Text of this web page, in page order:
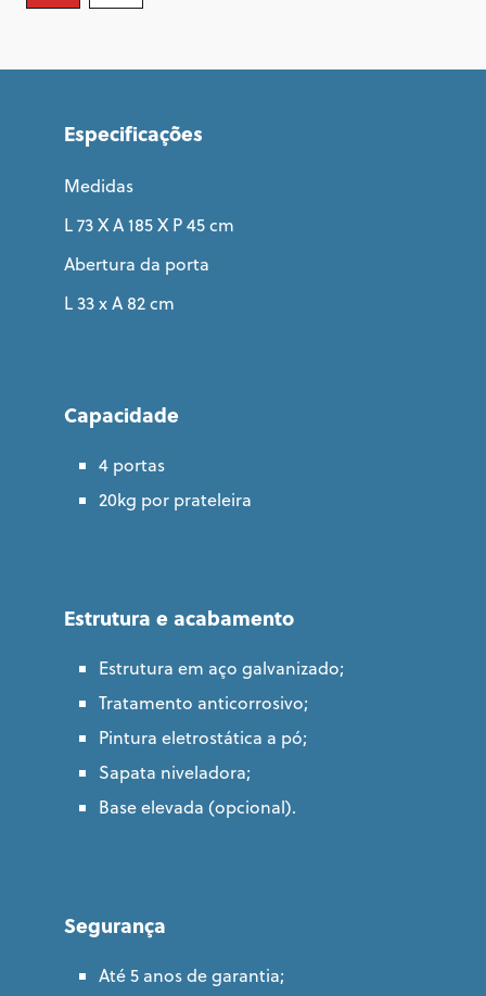
Especificações
Medidas
L 73 X A 185 X P 45 cm
Abertura da porta
L 33 x A 82 cm
Capacidade
4 portas
20kg por prateleira
Estrutura e acabamento
Estrutura em aço galvanizado;
Tratamento anticorrosivo;
Pintura eletrostática a pó;
Sapata niveladora;
Base elevada (opcional).
Segurança
Até 5 anos de garantia;